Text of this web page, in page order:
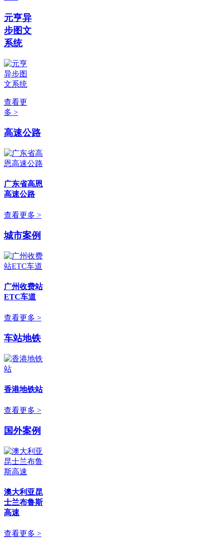
元亨异
步图文
系统
查看更
多 >
高速公路
广东省高恩
高速公路
查看更多 >
城市案例
广州收费站
ETC车道
查看更多 >
车站地铁
香港地铁站
查看更多 >
国外案例
澳大利亚昆
士兰布鲁斯
高速
查看更多 >